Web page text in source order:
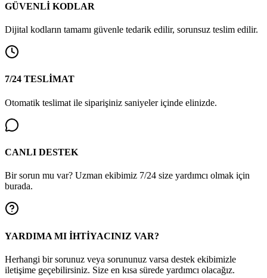
GÜVENLİ KODLAR
Dijital kodların tamamı güvenle tedarik edilir, sorunsuz teslim edilir.
7/24 TESLİMAT
Otomatik teslimat ile siparişiniz saniyeler içinde elinizde.
CANLI DESTEK
Bir sorun mu var? Uzman ekibimiz 7/24 size yardımcı olmak için
burada.
YARDIMA MI İHTİYACINIZ VAR?
Herhangi bir sorunuz veya sorununuz varsa destek ekibimizle
iletişime geçebilirsiniz. Size en kısa sürede yardımcı olacağız.